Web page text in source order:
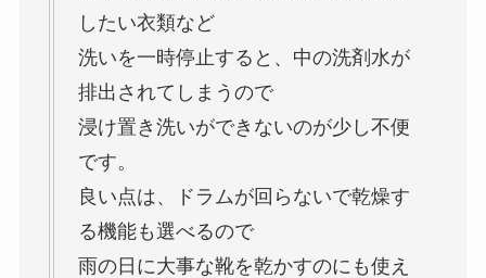
したい衣類など
洗いを一時停止すると、中の洗剤水が
排出されてしまうので
浸け置き洗いができないのが少し不便
です。
良い点は、ドラムが回らないで乾燥す
る機能も選べるので
雨の日に大事な靴を乾かすのにも使え